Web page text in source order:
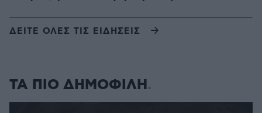
ΔΕΙΤΕ ΟΛΕΣ ΤΙΣ ΕΙΔΗΣΕΙΣ
ΤΑ ΠΙΟ ΔΗΜΟΦΙΛΗ